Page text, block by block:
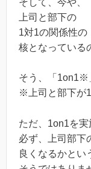
上司と部下の
1対1の関係性の
核となっている
そう、「1on1※
※上司と部下が
ただ、1on1を
必ず、上司部下
良くなるかとい